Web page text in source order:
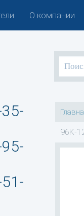
О компании
96K-